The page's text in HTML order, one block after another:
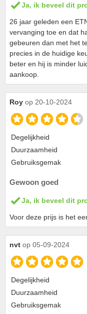
Ja, ik beveel dit
26 jaar geleden een
vervanging toe en dat
gebeuren dan met het
precies in de huidige
beter en hij is minder
aankoop.
Roy op 20-10-2024
Degelijkheid
Duurzaamheid
Gebruiksgemak
Gewoon goed
Ja, ik beveel dit
Voor deze prijs is het
nvt op 05-09-2024
Degelijkheid
Duurzaamheid
Gebruiksgemak